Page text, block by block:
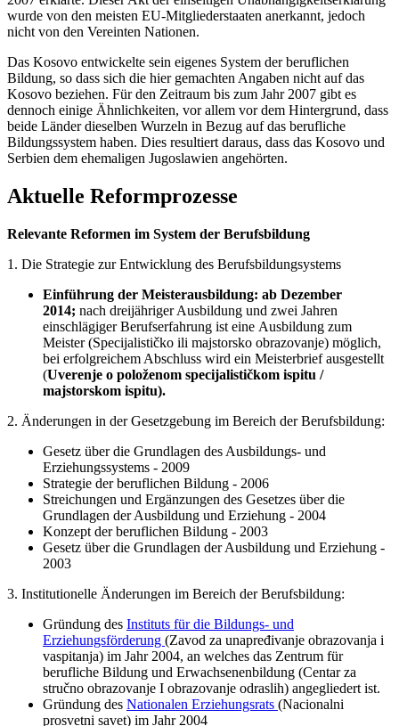
wurde von den meisten EU-Mitgliederstaaten anerkannt, jedoch
nicht von den Vereinten Nationen.
Das Kosovo entwickelte sein eigenes System der beruflichen
Bildung, so dass sich die hier gemachten Angaben nicht auf das
Kosovo beziehen. Für den Zeitraum bis zum Jahr 2007 gibt es
dennoch einige Ähnlichkeiten, vor allem vor dem Hintergrund, dass
beide Länder dieselben Wurzeln in Bezug auf das berufliche
Bildungssystem haben. Dies resultiert daraus, dass das Kosovo und
Serbien dem ehemaligen Jugoslawien angehörten.
Aktuelle Reformprozesse
Relevante Reformen im System der Berufsbildung
1. Die Strategie zur Entwicklung des Berufsbildungsystems
Einführung der Meisterausbildung: ab Dezember
2014; nach dreijähriger Ausbildung und zwei Jahren
einschlägiger Berufserfahrung ist eine Ausbildung zum
Meister (Specijalističko ili majstorsko obrazovanje) möglich,
bei erfolgreichem Abschluss wird ein Meisterbrief ausgestellt
(Uverenje o položenom specijalističkom ispitu /
majstorskom ispitu).
2. Änderungen in der Gesetzgebung im Bereich der Berufsbildung:
Gesetz über die Grundlagen des Ausbildungs- und
Erziehungssystems - 2009
Strategie der beruflichen Bildung - 2006
Streichungen und Ergänzungen des Gesetzes über die
Grundlagen der Ausbildung und Erziehung - 2004
Konzept der beruflichen Bildung - 2003
Gesetz über die Grundlagen der Ausbildung und Erziehung -
2003
3. Institutionelle Änderungen im Bereich der Berufsbildung:
Gründung des Instituts für die Bildungs- und
Erziehungsförderung (Zavod za unapređivanje obrazovanja i
vaspitanja) im Jahr 2004, an welches das Zentrum für
berufliche Bildung und Erwachsenenbildung (Centar za
stručno obrazovanje I obrazovanje odraslih) angegliedert ist.
Gründung des Nationalen Erziehungsrats (Nacionalni
prosvetni savet) im Jahr 2004